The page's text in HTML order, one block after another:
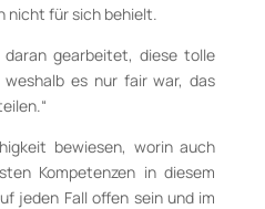
nicht für sich behielt.
daran gearbeitet, diese tolle
weshalb es nur fair war, das
bewiesen, worin auch
Kompetenzen in diesem
jeden Fall offen sein und im